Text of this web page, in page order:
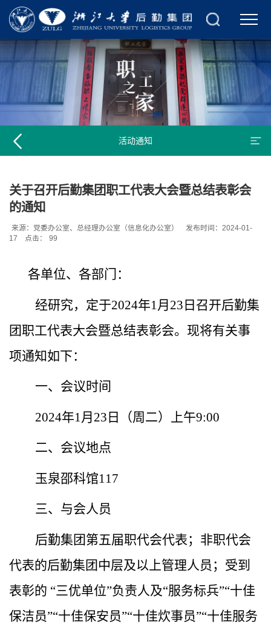
活动通知
关于召开后勤集团职工代表大会暨总结表彰会
的通知
来源：党委办公室、总经理办公室（信息化办公室）
发布时间：2024-01-
17
点击： 99
各单位、各部门：
经研究， 定于2024年1月23日召开后勤集
团职工代表大会暨总结表彰会。现将有关事
项通知如下：
一、会议时间
2024年1月23日（周二）上午9:00
二、会议地点
玉泉邵科馆117
三、与会人员
后勤集团第五届职代会代表；非职代会
代表的后勤集团中层及以上管理人员； 受到
表彰的 “三优单位”负责人及“服务标兵”“十佳
保洁员”“十佳保安员”“十佳炊事员”“十佳服务